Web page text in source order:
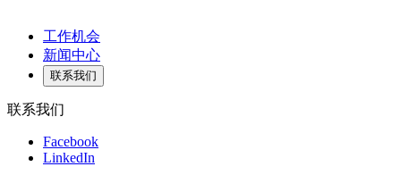
工作机会
新闻中心
联系我们
联系我们
Facebook
LinkedIn